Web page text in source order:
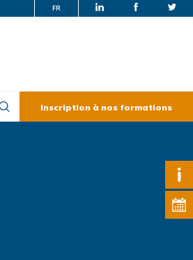
FR
Inscription à nos formations